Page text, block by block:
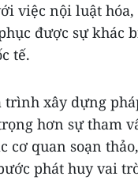
việc nội luật
được sự khác
tế.
trình xây dựng
hơn sự tham
cơ quan soạn
phát huy vai